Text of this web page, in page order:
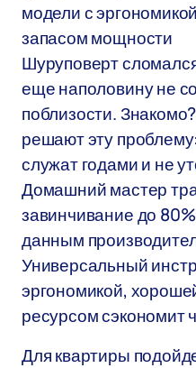
модели с
запасом мощности
Шуруповерт
еще наполовину не
поблизости.
решают эту
служат годами и не
Домашний мастер
завинчивание до
данным
Универсальный
эргономикой,
ресурсом сэкономит
Для квартиры